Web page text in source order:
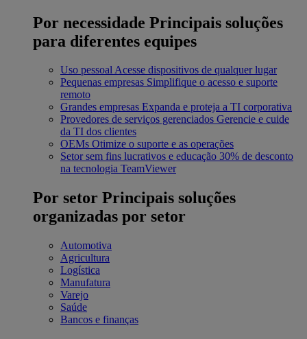
Por necessidade Principais soluções
para diferentes equipes
Uso pessoalAcesse dispositivos de qualquer lugar
Pequenas empresas Simplifique o acesso e suporte
remoto
Grandes empresas Expanda e proteja a TI corporativa
Provedores de serviços gerenciados Gerencie e cuide
da TI dos clientes
OEMs Otimize o suporte e as operações
Setor sem fins lucrativos e educação 30% de desconto
na tecnologia TeamViewer
Por setor Principais soluções
organizadas por setor
Automotiva
Agricultura
Logística
Manufatura
Varejo
Saúde
Bancos e finanças